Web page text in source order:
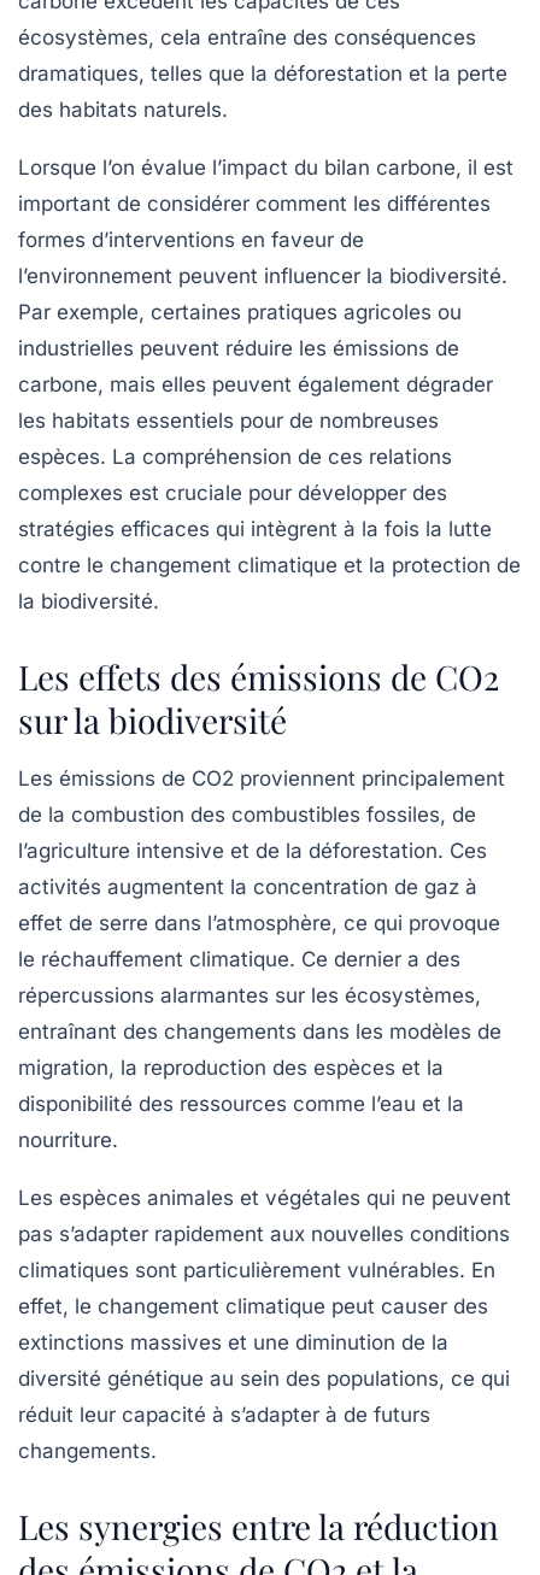
écosystèmes, cela entraîne des conséquences
dramatiques, telles que la déforestation et la perte
des habitats naturels.
Lorsque l’on évalue l’impact du bilan carbone, il est
important de considérer comment les différentes
formes d’interventions en faveur de
l’environnement peuvent influencer la biodiversité.
Par exemple, certaines pratiques agricoles ou
industrielles peuvent réduire les émissions de
carbone, mais elles peuvent également dégrader
les habitats essentiels pour de nombreuses
espèces. La compréhension de ces relations
complexes est cruciale pour développer des
stratégies efficaces qui intègrent à la fois la lutte
contre le changement climatique et la protection de
la biodiversité.
Les effets des émissions de CO2
sur la biodiversité
Les émissions de CO2 proviennent principalement
de la combustion des combustibles fossiles, de
l’agriculture intensive et de la déforestation. Ces
activités augmentent la concentration de gaz à
effet de serre dans l’atmosphère, ce qui provoque
le réchauffement climatique. Ce dernier a des
répercussions alarmantes sur les écosystèmes,
entraînant des changements dans les modèles de
migration, la reproduction des espèces et la
disponibilité des ressources comme l’eau et la
nourriture.
Les espèces animales et végétales qui ne peuvent
pas s’adapter rapidement aux nouvelles conditions
climatiques sont particulièrement vulnérables. En
effet, le changement climatique peut causer des
extinctions massives et une diminution de la
diversité génétique au sein des populations, ce qui
réduit leur capacité à s’adapter à de futurs
changements.
Les synergies entre la réduction